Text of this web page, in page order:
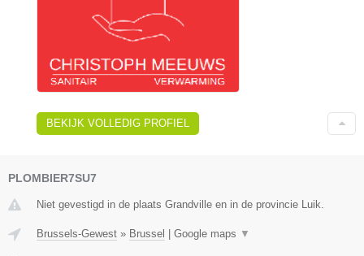
BEKIJK VOLLEDIG PROFIEL
PLOMBIER7SU7
Niet gevestigd in de plaats Grandville en in de provincie Luik.
Brussels-Gewest » Brussel Google maps ▼